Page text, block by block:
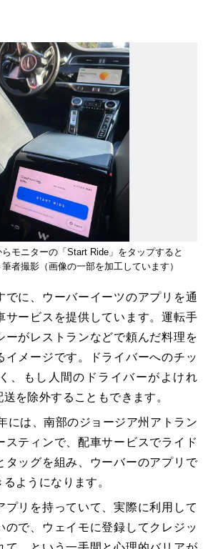
モニターの「Start Ride」をタップすると
者撮影（画像の一部を加工しています）
でに、ウーバーイーツのアプリを通
サービスを提供しています。運転手
ーがレストランなどで頼んだ料理を
イメージです。ドライバーへのチッ
、もし人間のドライバーがよけれ
を除外することもできます。
には、南部のジョージア州アトラン
スティンで、配車サービスでライド
タッグを組み、ウーバーのアプリで
ようになります。
プリを持っていて、実際に利用して
ので、ウェイモに登録してクレジッ